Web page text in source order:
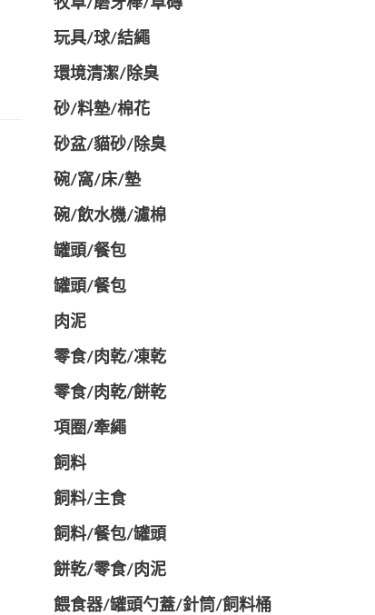
牧草/磨牙棒/草磚
玩具/球/結繩
環境清潔/除臭
砂/料墊/棉花
砂盆/貓砂/除臭
碗/窩/床/墊
碗/飲水機/濾棉
罐頭/餐包
罐頭/餐包
肉泥
零食/肉乾/凍乾
零食/肉乾/餅乾
項圈/牽繩
飼料
飼料/主食
飼料/餐包/罐頭
餅乾/零食/肉泥
餵食器/罐頭勺蓋/針筒/飼料桶